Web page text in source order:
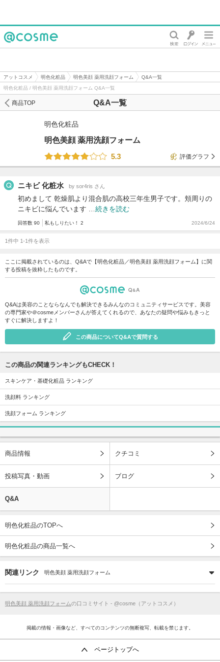
アットコスメ 明色化粧品 明色美顔 薬用洗顔フォーム
Q&A一覧
明色化粧品 / 明色美顔 薬用洗顔フォーム Q&A一覧
Q&A一覧
商品TOP
明色化粧品
明色美顔 薬用洗顔フォーム
5.3
評価グラフ
ニキビ 化粧水 by sor4ris さん
初めまして 乾燥肌より混合肌の高校三年生男子です。頬周りの
ニキビに悩んでいます … 続きを読む
回答数 90 私もしりたい！ 2 2024/6/24
1件中 1-1件を表示
ここに掲載されているのは、Q&Aで【明色化粧品／明色美顔 薬用洗顔フォーム】に関
する投稿を抜粋したものです。
Q&Aは美容のことならなんでも解決できるみんなのコミュニティサービスです。美容
の専門家や＠cosmeメンバーさんが答えてくれるので、あなたの疑問や悩みもきっと
すぐに解決しますよ！
この商品についてQ&Aで質問する
この商品の関連ランキングもCHECK！
スキンケア・基礎化粧品 ランキング
洗顔料 ランキング
洗顔フォーム ランキング
商品情報 クチコミ
投稿写真・動画 ブログ
Q&A
明色化粧品のTOPへ
明色化粧品の商品一覧へ
関連リンク 明色美顔 薬用洗顔フォーム
明色美顔 薬用洗顔フォームの口コミサイト - @cosme（アットコスメ）
掲載の情報・画像など、すべてのコンテンツの無断複写、転載を禁じます。
ページトップへ